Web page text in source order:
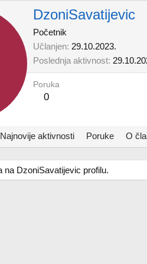
DzoniSavatijevic
Početnik
Učlanjen 29.10.2023.
Poslednja aktivnost
Poruka
0
Najnovije aktivnosti Poruke O
na DzoniSavatijevic profilu.